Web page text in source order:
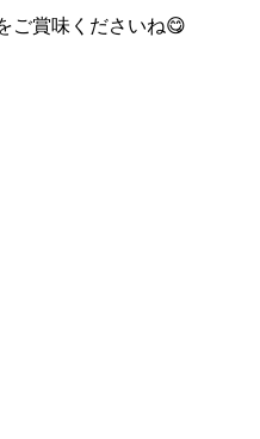
ご賞味くださいね😋